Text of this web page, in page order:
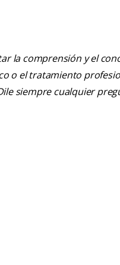
la comprensión y el
o el tratamiento
siempre cualquier